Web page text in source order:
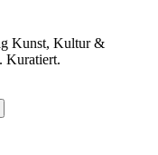
Kunst, Kultur &
Kuratiert.